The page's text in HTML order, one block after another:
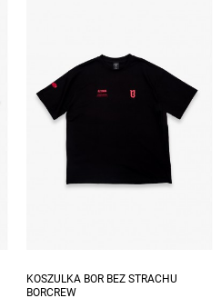
KOSZULKA BOR BEZ STRACHU
BORCREW